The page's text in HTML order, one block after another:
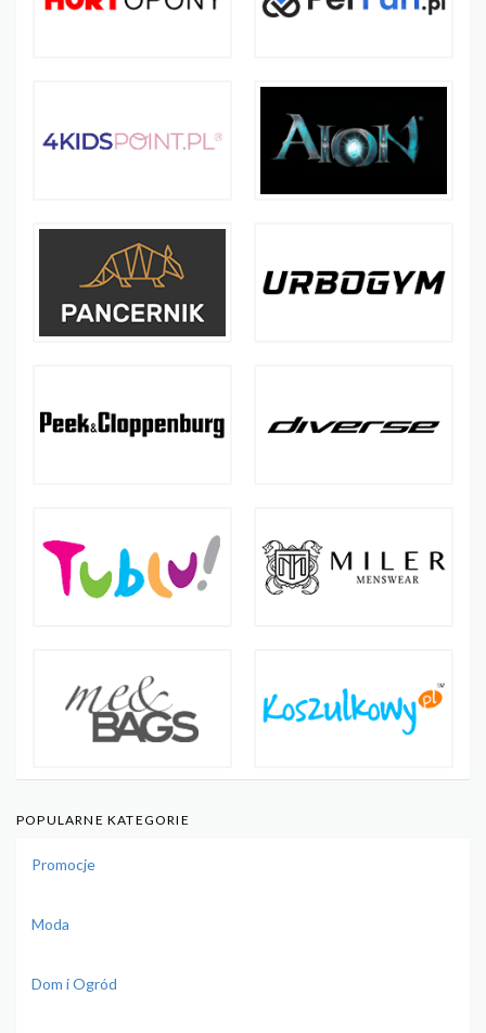
POPULARNE KATEGORIE
Promocje
Moda
Dom i Ogród